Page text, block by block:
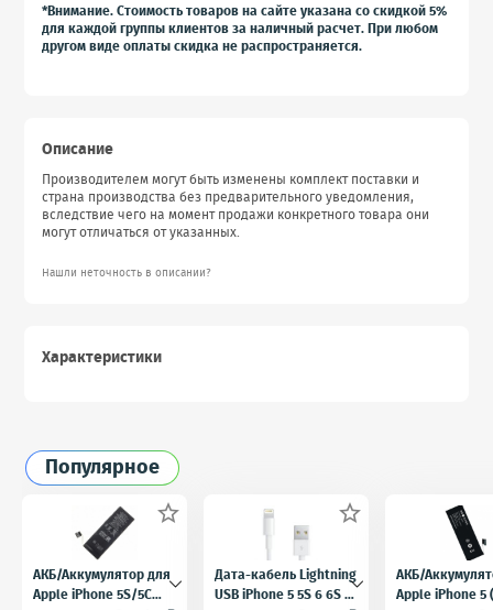
*Внимание. Стоимость товаров на сайте указана со скидкой 5%
для каждой группы клиентов за наличный расчет. При любом
другом виде оплаты скидка не распространяется.
Описание
Производителем могут быть изменены комплект поставки и
страна производства без предварительного уведомления,
вследствие чего на момент продажи конкретного товара они
могут отличаться от указанных.
Нашли неточность в описании?
Характеристики
Популярное

АКБ/Аккумулятор для
Apple iPhone 5S/5C

Дата-кабель Lightning
USB iPhone 5 5S 6 6S 7
АКБ/
Apple iPhone